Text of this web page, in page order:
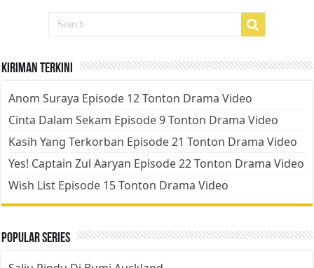
Kiriman Terkini
Anom Suraya Episode 12 Tonton Drama Video
Cinta Dalam Sekam Episode 9 Tonton Drama Video
Kasih Yang Terkorban Episode 21 Tonton Drama Video
Yes! Captain Zul Aaryan Episode 22 Tonton Drama Video
Wish List Episode 15 Tonton Drama Video
Popular Series